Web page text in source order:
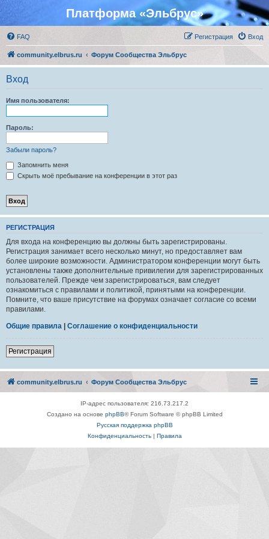
Платформа «Эльбрус»
FAQ Вход
Регистрация
community.elbrus.ru Форум Сообщества Эльбрус
Вход
Имя пользователя:
Пароль:
Забыли пароль?
Запомнить меня
Скрыть моё пребывание на конференции в этот раз
РЕГИСТРАЦИЯ
Для входа на конференцию вы должны быть зарегистрированы.
Регистрация занимает всего несколько минут, но предоставляет вам
более широкие возможности. Администратором конференции могут быть
установлены также дополнительные привилегии для зарегистрированных
пользователей. Прежде чем зарегистрироваться, вам следует
ознакомиться с правилами и политикой, принятыми на конференции.
Помните, что ваше присутствие на форумах означает согласие со всеми
правилами.
Общие правила | Соглашение о конфиденциальности
Регистрация
community.elbrus.ru Форум Сообщества Эльбрус
IP-адрес пользователя: 216.73.217.2
Создано на основе phpBB® Forum Software © phpBB Limited
Русская поддержка phpBB
Конфиденциальность| Правила